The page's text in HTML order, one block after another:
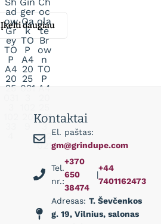
Įkelti daugiau
Kontaktai
El. paštas:
gm@grindupe.com
Tel.
nr.:
+370
650
38474
|
+44
7401162473
Adresas: T. Ševčenkos
g. 19, Vilnius, salonas